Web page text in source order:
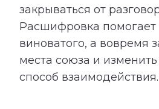
закрываться от
Расшифровка помогает
виноватого, а вовремя
места союза и
способ взаимодействия.